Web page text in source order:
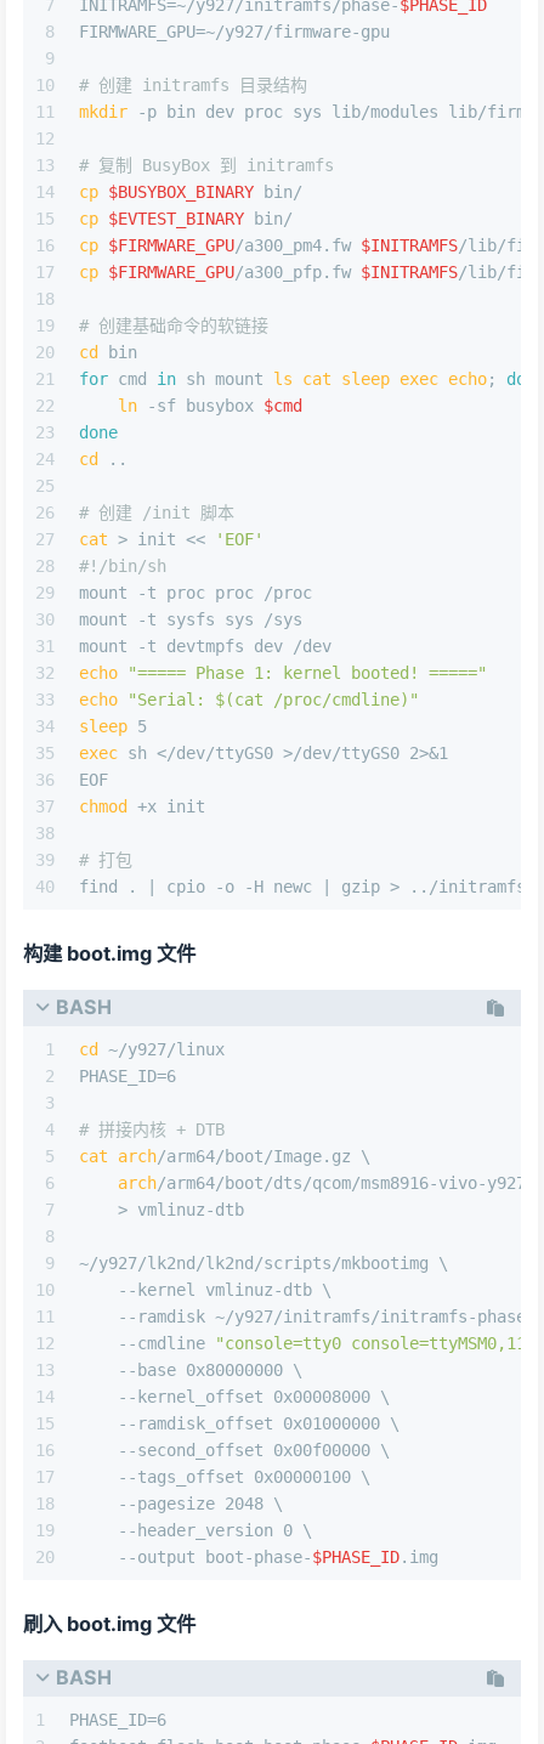
7
8
9
10
11
12
13
14
15
16
17
18
19
20
21
22
23
24
25
26
27
28
29
30
31
32
33
34
35
36
37
38
39
40
INITRAMFS=~/y927/initramfs/phase-$PHASE_ID
FIRMWARE_GPU=~/y927/firmware-gpu
# 创建 initramfs 目录结构
mkdir -p bin dev proc sys lib/modules lib/
# 复制 BusyBox 到 initramfs
cp $BUSYBOX_BINARY bin/
cp $EVTEST_BINARY bin/
cp $FIRMWARE_GPU/a300_pm4.fw $INITRAMFS/lib/
cp $FIRMWARE_GPU/a300_pfp.fw $INITRAMFS/lib/
# 创建基础命令的软链接
cd bin
for cmd in sh mount ls cat sleep exec echo; do
ln -sf busybox $cmd
done
cd ..
# 创建 /init 脚本
cat > init <<
'EOF'
#!/bin/sh
mount -t proc proc /proc
mount -t sysfs sys /sys
mount -t devtmpfs dev /dev
echo
"===== Phase 1: kernel booted! ====="
echo
"Serial: $(cat /proc/cmdline) "
sleep 5
exec sh </dev/ttyGS0 >/dev/ttyGS0 2>&1
EOF
chmod +x init
# 打包
find . | cpio -o -H newc | gzip > ../initramfs-
构建 boot.img 文件
BASH
1
2
3
4
5
6
7
8
9
10
11
12
13
14
15
16
17
18
19
20
cd
~/y927/linux
PHASE_ID=6
# 拼接内核 + DTB
cat
arch/arm64/boot/Image.gz \
arch/arm64/boot/dts/qcom/msm8916-vivo-
    > vmlinuz-dtb
~/y927/lk2nd/lk2nd/scripts/mkbootimg \
    --kernel vmlinuz-dtb \
    --ramdisk ~/y927/initramfs/initramfs-phase-
    --cmdline
"console=tty0
    --base 0x80000000 \
    --kernel_offset 0x00008000 \
    --ramdisk_offset 0x01000000 \
    --second_offset 0x00f00000 \
    --tags_offset 0x00000100 \
    --pagesize 2048 \
    --header_version 0 \
    --output boot-phase-
$PHASE_ID.img
刷入 boot.img 文件
BASH
1
PHASE_ID=6